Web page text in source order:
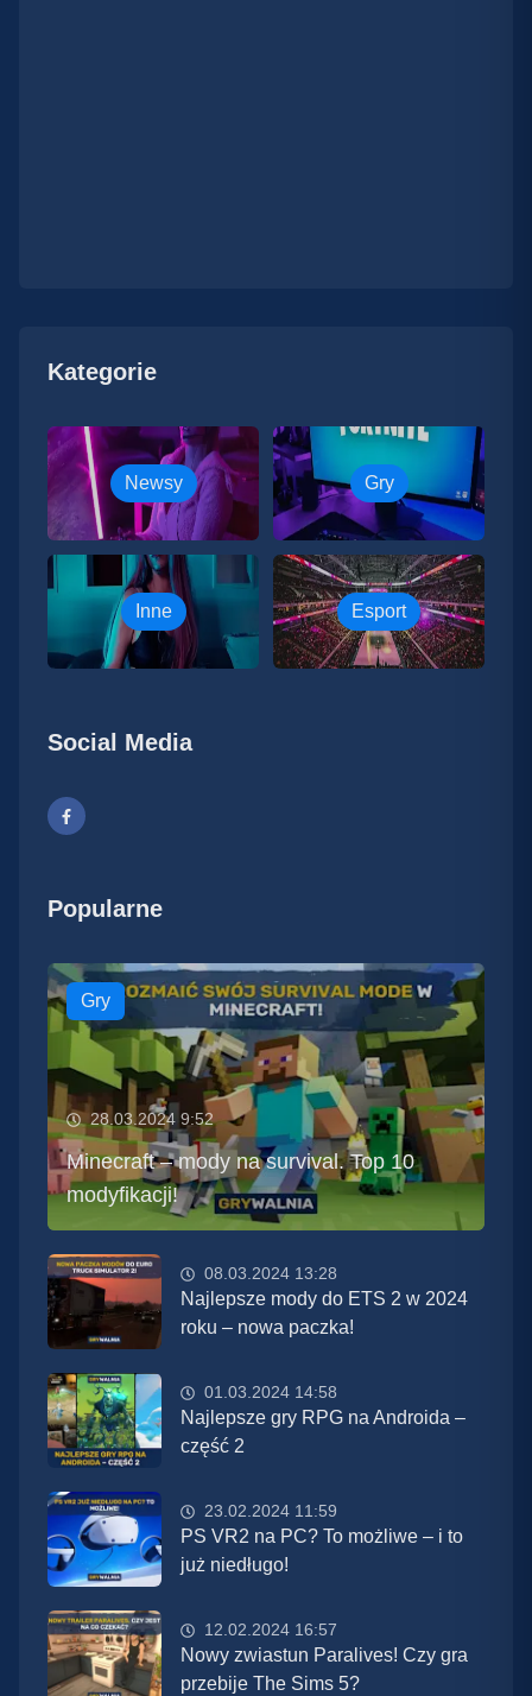
Kategorie
Newsy Gry
Inne Esport
Social Media
Popularne
Gry
28.03.2024 9:52
Minecraft – mody na survival. Top 10
modyfikacji!
08.03.2024 13:28
Najlepsze mody do ETS 2 w 2024
roku – nowa paczka!
01.03.2024 14:58
Najlepsze gry RPG na Androida –
część 2
23.02.2024 11:59
PS VR2 na PC? To możliwe – i to
już niedługo!
12.02.2024 16:57
Nowy zwiastun Paralives! Czy gra
przebije The Sims 5?